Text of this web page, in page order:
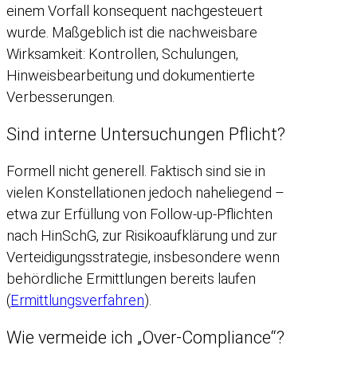
einem Vorfall konsequent nachgesteuert
wurde. Maßgeblich ist die nachweisbare
Wirksamkeit: Kontrollen, Schulungen,
Hinweisbearbeitung und dokumentierte
Verbesserungen.
Sind interne Untersuchungen Pflicht?
Formell nicht generell. Faktisch sind sie in
vielen Konstellationen jedoch naheliegend –
etwa zur Erfüllung von Follow-up-Pflichten
nach HinSchG, zur Risikoaufklärung und zur
Verteidigungsstrategie, insbesondere wenn
behördliche Ermittlungen bereits laufen
(Ermittlungsverfahren).
Wie vermeide ich „Over-Compliance“?